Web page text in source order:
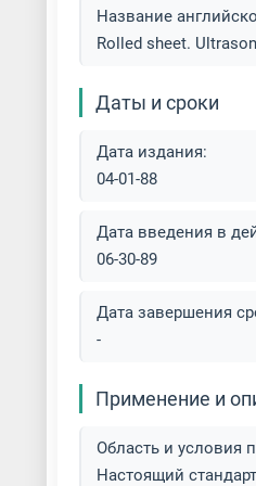
Название
Rolled sheet.
Даты и сроки
Дата издания:
04-01-88
Дата введения в
06-30-89
Дата завершения
-
Применение и
Область и условия
Настоящий